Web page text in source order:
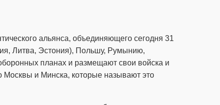
альянса, объединяющего сегодня 31
Литва, Эстония), Польшу, Румынию,
планах и размещают свои войска и
и Минска, которые называют это